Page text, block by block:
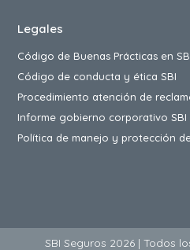
Legales
Código de Buenas Prácticas en
Código de conducta y ética SBI
Procedimiento atención de
Informe gobierno corporativo SBI
Política de manejo y protección
SBI Seguros 2026 | Todos